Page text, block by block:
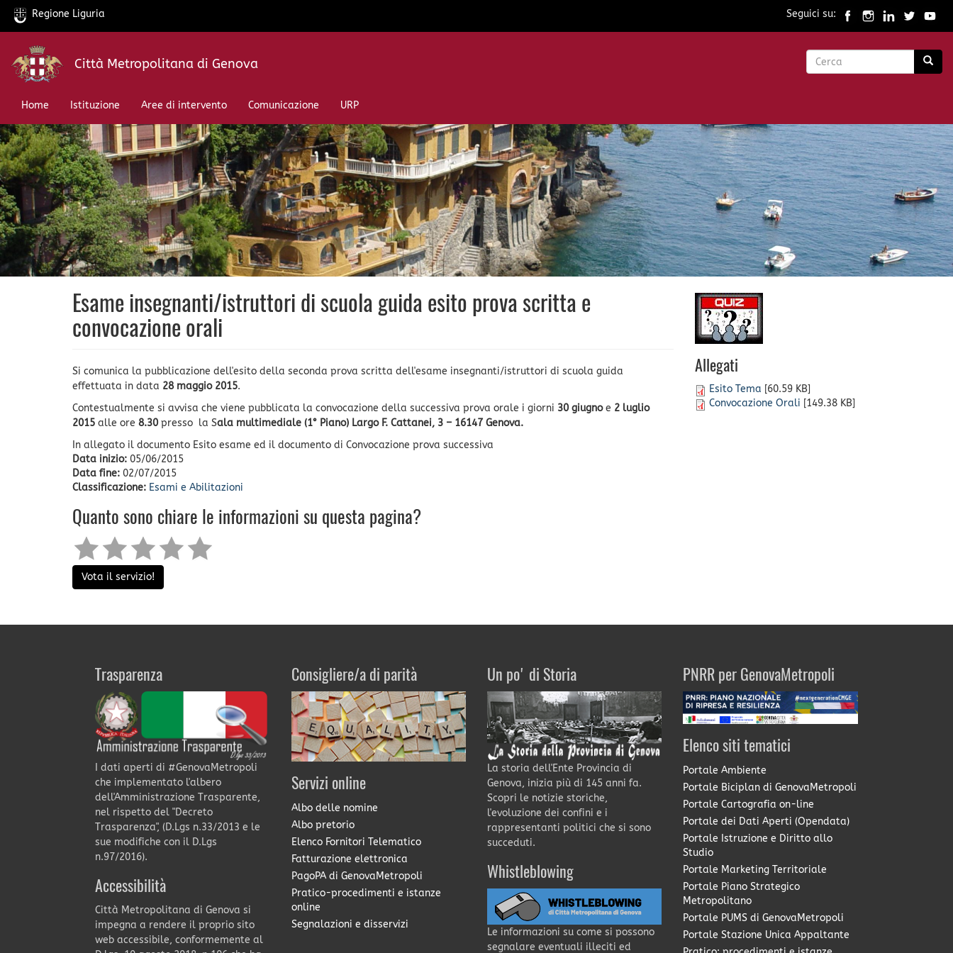
Salta
contenuto
Regione Liguria Seguici su:
Città Metropolitana di Genova
Form
Home
Istituzione Aree di intervento Comunicazione URP
Esame insegnanti/istruttori di scuola guida esito prova scritta e
convocazione orali
Si comunica la pubblicazione dell'esito della seconda prova scritta dell'esame insegnanti/istruttori di scuola guida
effettuata in data 28 maggio 2015.
Contestualmente si avvisa che viene pubblicata la convocazione della successiva prova orale i giorni 30 giugnoe 2 luglio
2015 alle ore 8.30 presso la Sala multimediale (1° Piano) Largo F. Cattanei, 3 – 16147 Genova.
In allegato il documento Esito esame ed il documento di Convocazione prova successiva
Data inizio: 05/06/2015
Data fine: 02/07/2015
Classificazione: Esami e Abilitazioni
Quanto sono chiare le informazioni su questa pagina?
Vota il servizio!
Allegati
Esito Tema [60.59 KB]
Convocazione Orali [149.38 KB]
Trasparenza
I dati aperti di #GenovaMetropoli
che implementato l'albero
dell'Amministrazione Trasparente,
nel rispetto del "Decreto
Trasparenza", (D.Lgs n.33/2013 e le
sue modifiche con il D.Lgs
n.97/2016).
Accessibilità
Città Metropolitana di Genova si
impegna a rendere il proprio sito
web accessibile, conformemente al
Consigliere/a di parità
Servizi online
Albo delle nomine
Albo pretorio
Elenco Fornitori Telematico
Fatturazione elettronica
PagoPA di GenovaMetropoli
Pratico-procedimenti e istanze
online
Segnalazioni e disservizi
Un po' di Storia
La storia dell'Ente Provincia di
Genova, inizia più di 145 anni fa.
Scopri le notizie storiche,
l'evoluzione dei confini e i
rappresentanti politici che si sono
succeduti.
Whistleblowing
Le informazioni su come si possono
segnalare eventuali illeciti ed
PNRR per GenovaMetropoli
Elenco siti tematici
Portale Ambiente
Portale Biciplan di GenovaMetropoli
Portale Cartografia on-line
Portale dei Dati Aperti (Opendata)
Portale Istruzione e Diritto allo
Studio
Portale Marketing Territoriale
Portale Piano Strategico
Metropolitano
Portale PUMS di GenovaMetropoli
Portale Stazione Unica Appaltante